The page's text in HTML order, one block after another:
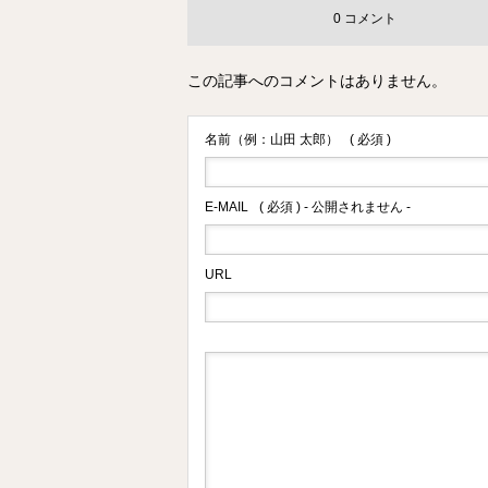
0 コメント
この記事へのコメントはありません。
名前（例：山田 太郎） ( 必須 )
E-MAIL ( 必須 ) - 公開されません -
URL